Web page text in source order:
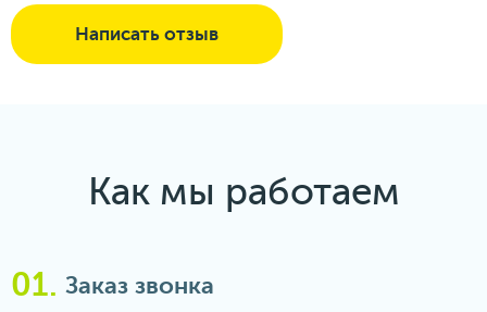
Написать отзыв
Как мы работаем
Заказ звонка